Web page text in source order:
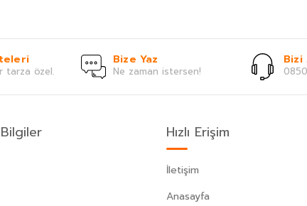
tarza özel.
Bize Yaz
Ne zaman istersen!
Bizi
Hızlı Erişim
İletişim
Anasayfa